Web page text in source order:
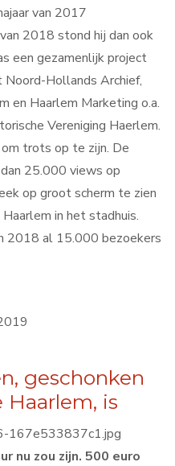
van 2017
2018 stond hij dan ook
een gezamenlijk project
Hollands Archief,
en Haarlem Marketing o.a.
Vereniging Haerlem.
trots op te zijn. De
25.000 views op
op groot scherm te zien
in het stadhuis.
2018 al 15.000 bezoekers
geschonken
is
nu zou zijn. 500 euro